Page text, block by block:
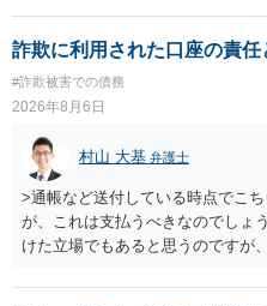
ることには消極的なことが多いも
ャレンジなさる意義は十分にある
詐欺に利用された口座の責
#詐欺被害での債務
2026年8月6日
村山 大基 弁護士
>通帳など送付している時点でこ
が、これは支払うべきなのでしょ
けた立場でもあると思うのですが
がいいとは思います。 そもそも